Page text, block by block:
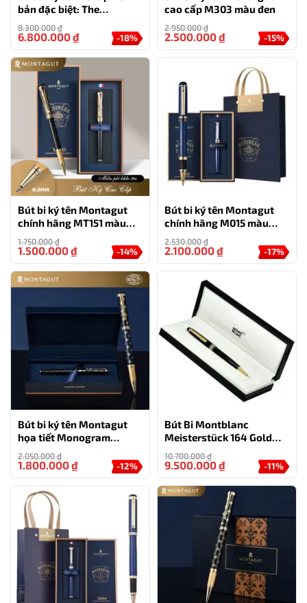
bản đặc biệt: The
Wandering Earth
8.300.000₫
-18%
6.800.000₫
cao cấp M303 màu đen
2.950.000₫
-15%
2.500.000₫
Bút bi ký tên Montagut
chính hãng MT151 màu
đen cao cấp quà tặng cá
nhân
1.750.000₫
-14%
1.500.000₫
Bút bi ký tên Montagut
chính hãng M015 màu
xanh
2.530.000₫
-17%
2.100.000₫
Bút bi ký tên Montagut
họa tiết Monogram
MT810 màu xanh cao cấp
2.050.000₫
-12%
1.800.000₫
Bút Bi Montblanc
Meisterstück 164 Gold
Coated Classique
10.700.000₫
-11%
9.500.000₫